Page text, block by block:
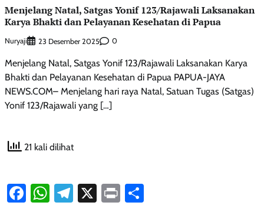
Menjelang Natal, Satgas Yonif 123/Rajawali Laksanakan
Karya Bhakti dan Pelayanan Kesehatan di Papua
Nuryaji 23 Desember 2025 0
Menjelang Natal, Satgas Yonif 123/Rajawali Laksanakan Karya
Bhakti dan Pelayanan Kesehatan di Papua‎ ‎PAPUA-JAYA
NEWS.COM– Menjelang hari raya Natal, Satuan Tugas (Satgas)
Yonif 123/Rajawali yang […]
21 kali dilihat
Facebook
WhatsApp
Telegram
X Print